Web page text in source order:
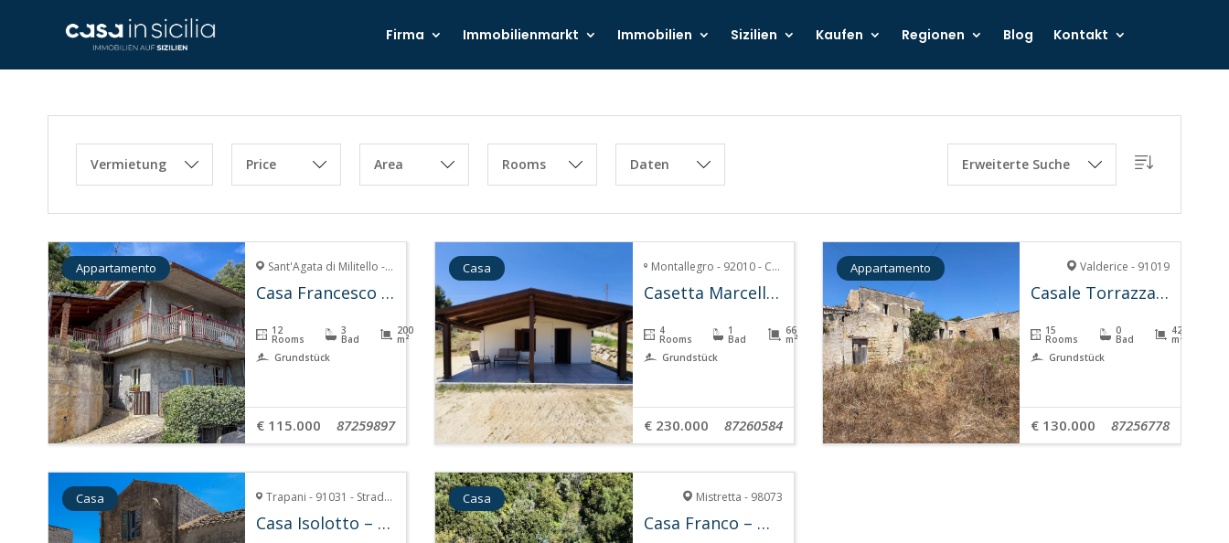
Firma Immobilienmarkt Immobilien Sizilien Kaufen Regionen Blog Kontakt
Vermietung Price Area Rooms Daten Erweiterte Suche
Appartamento Sant'Agata di Militello - 98076
Casa Francesco – Sant’Agata
12
Rooms
3
Bad
200
m²
Grundstück
€ 115.000 87259897
Casa Montallegro - 92010 - Contrada Sant'Antonio, montallegro
Casetta Marcella – Montallegro
4
Rooms
1
Bad
66
m²
Grundstück
€ 230.000 87260584
Appartamento Valderice - 91019
Casale Torrazza – Valderice
15
Rooms
0
Bad
421
m²
Grundstück
€ 130.000 87256778
Casa Trapani - 91031 - Strada Isolotto, 85
Casa Isolotto – Misiliscemi
Casa Mistretta - 98073
Casa Franco – Mistretta